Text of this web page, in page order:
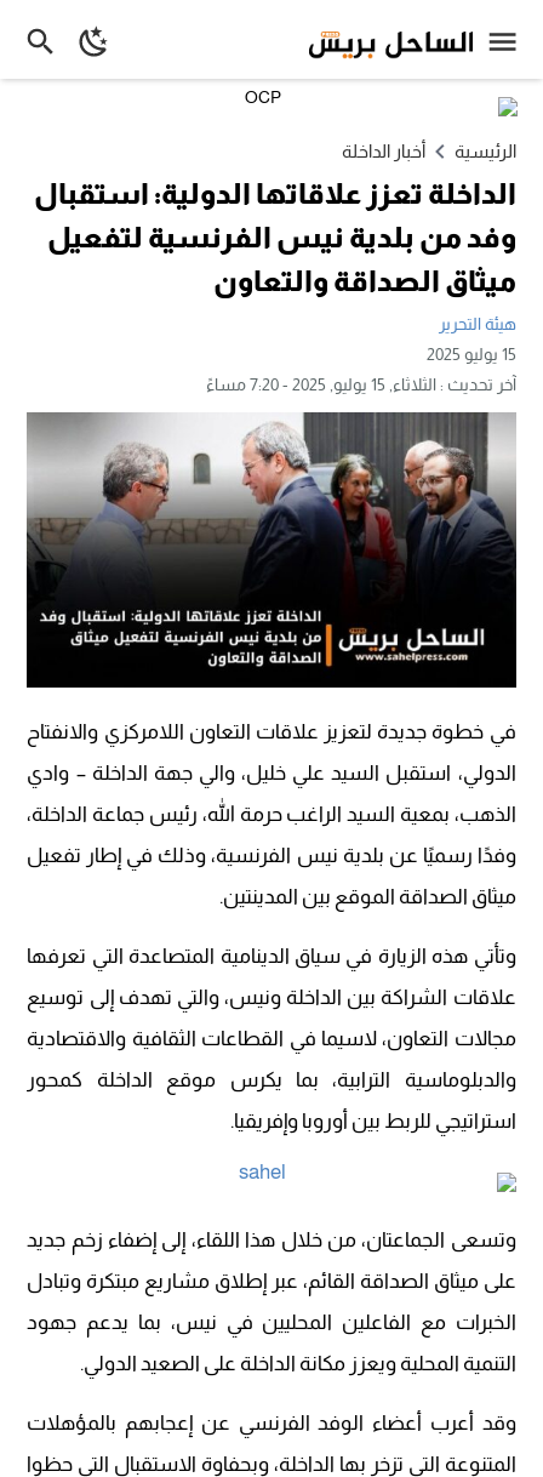
الرئيسية أخبار الداخلة
الداخلة تعزز علاقاتها الدولية: استقبال
وفد من بلدية نيس الفرنسية لتفعيل
ميثاق الصداقة والتعاون
هيئة التحرير
15 يوليو 2025
آخر تحديث :الثلاثاء, 15 يوليو, 2025 - 7:20 مساءً
في خطوة جديدة لتعزيز علاقات التعاون اللامركزي والانفتاح
الدولي، استقبل السيد علي خليل، والي جهة الداخلة – وادي
الذهب، بمعية السيد الراغب حرمة الله، رئيس جماعة الداخلة،
وفدًا رسميًا عن بلدية نيس الفرنسية، وذلك في إطار تفعيل
ميثاق الصداقة الموقع بين المدينتين.
وتأتي هذه الزيارة في سياق الدينامية المتصاعدة التي تعرفها
علاقات الشراكة بين الداخلة ونيس، والتي تهدف إلى توسيع
مجالات التعاون، لاسيما في القطاعات الثقافية والاقتصادية
والدبلوماسية الترابية، بما يكرس موقع الداخلة كمحور
استراتيجي للربط بين أوروبا وإفريقيا.
وتسعى الجماعتان، من خلال هذا اللقاء، إلى إضفاء زخم جديد
على ميثاق الصداقة القائم، عبر إطلاق مشاريع مبتكرة وتبادل
الخبرات مع الفاعلين المحليين في نيس، بما يدعم جهود
التنمية المحلية ويعزز مكانة الداخلة على الصعيد الدولي.
وقد أعرب أعضاء الوفد الفرنسي عن إعجابهم بالمؤهلات
المتنوعة التي تزخر بها الداخلة، وبحفاوة الاستقبال التي حظوا